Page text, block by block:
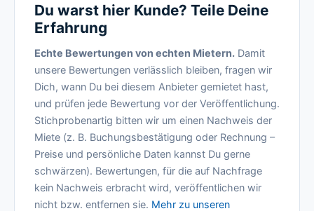
Du warst hier Kunde? Teile Deine
Erfahrung
Echte Bewertungen von echten Mietern. Damit
unsere Bewertungen verlässlich bleiben, fragen wir
Dich, wann Du bei diesem Anbieter gemietet hast,
und prüfen jede Bewertung vor der Veröffentlichung.
Stichprobenartig bitten wir um einen Nachweis der
Miete (z. B. Buchungsbestätigung oder Rechnung –
Preise und persönliche Daten kannst Du gerne
schwärzen). Bewertungen, für die auf Nachfrage
kein Nachweis erbracht wird, veröffentlichen wir
nicht bzw. entfernen sie. Mehr zu unseren